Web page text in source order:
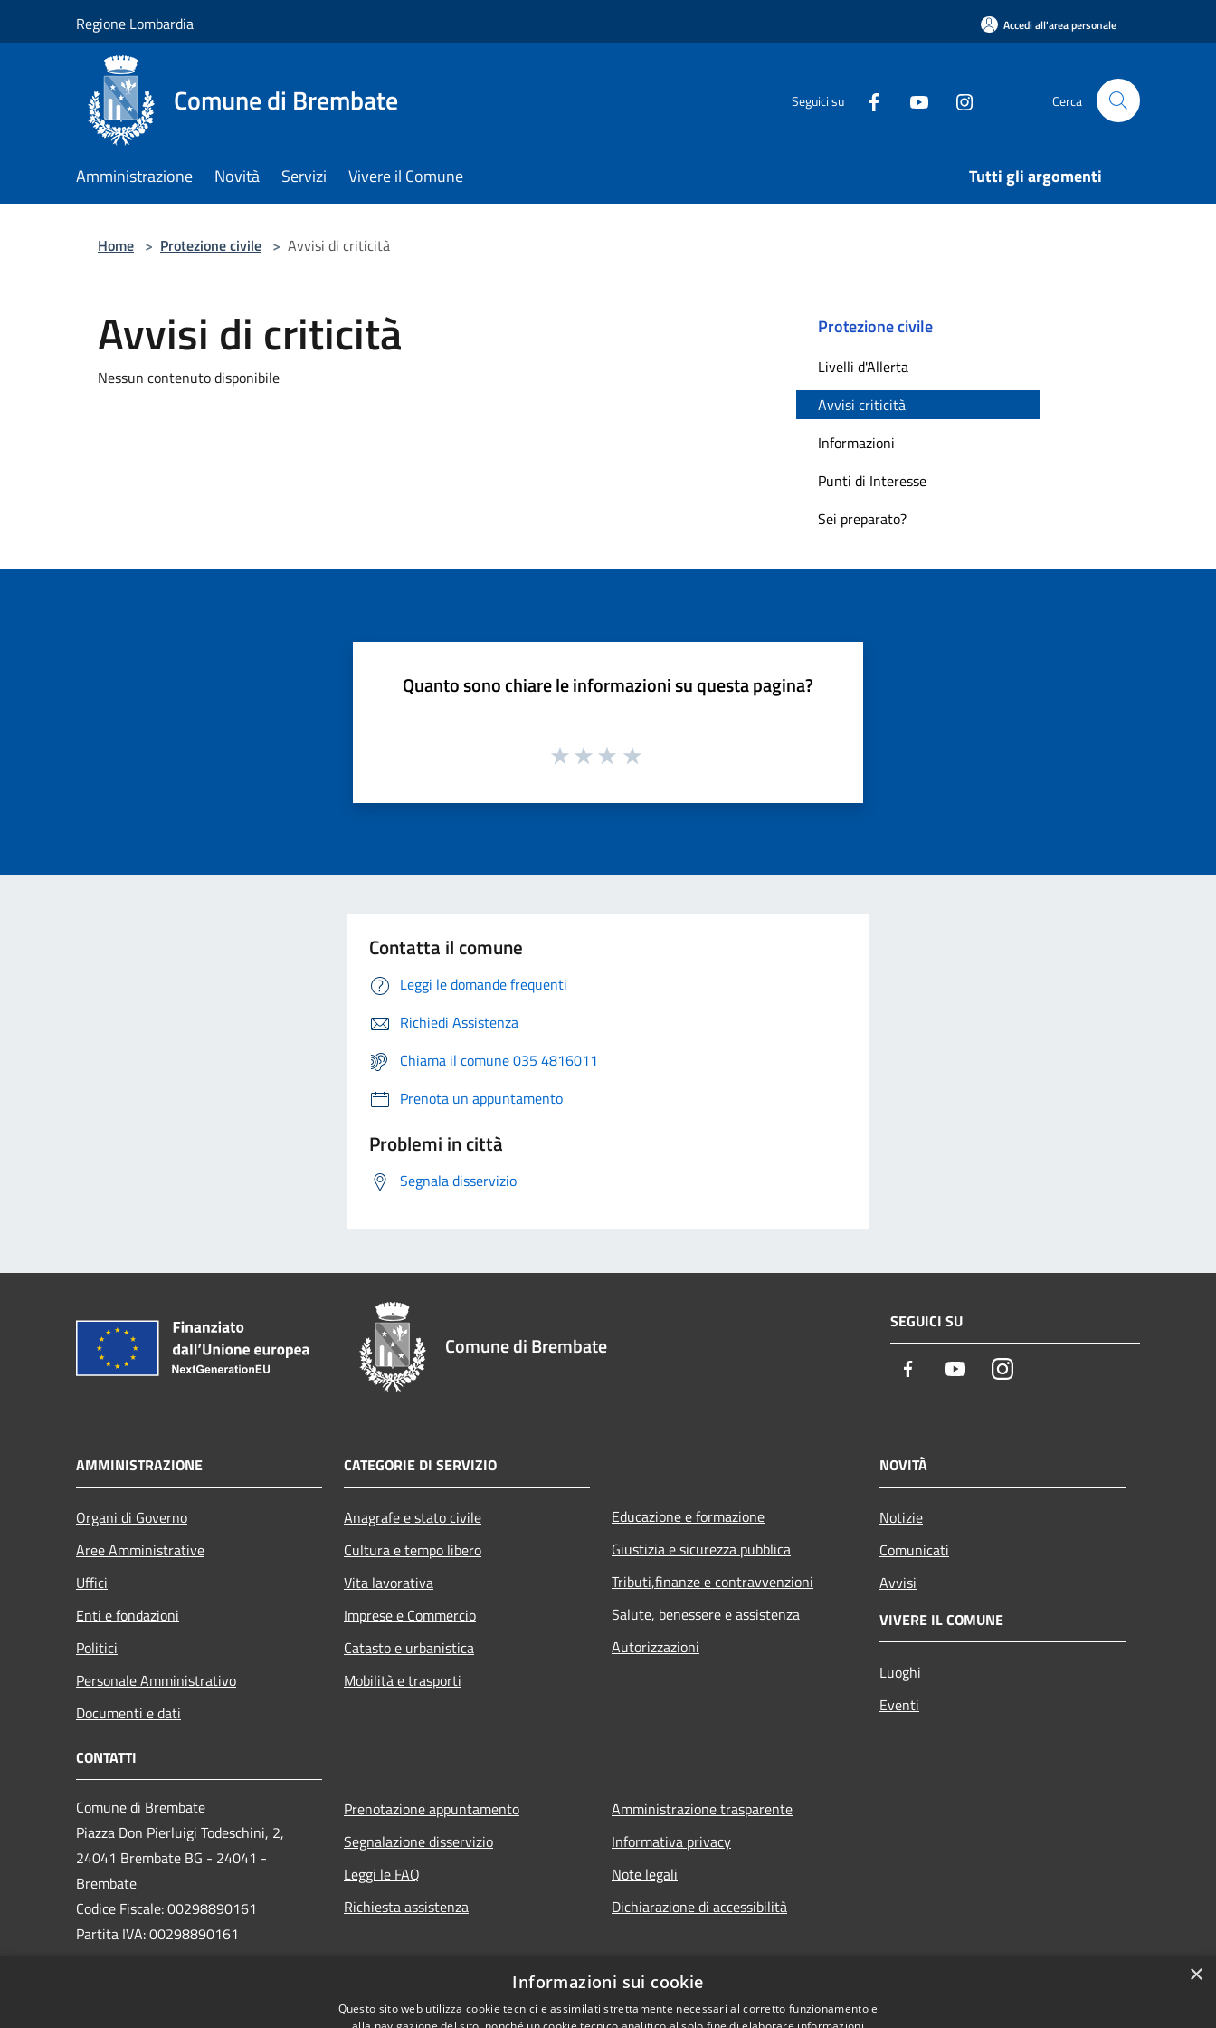
Regione Lombardia Accedi all'area personale
Comune di Brembate Seguici su Cerca
Amministrazione Novità Servizi Vivere il Comune Tutti gli argomenti
Home > Protezione civile > Avvisi di criticità
Avvisi di criticità
Nessun contenuto disponibile
Protezione civile
Livelli d'Allerta
Avvisi criticità
Informazioni
Punti di Interesse
Sei preparato?
Quanto sono chiare le informazioni su questa pagina?
Contatta il comune
Leggi le domande frequenti
Richiedi Assistenza
Chiama il comune 035 4816011
Prenota un appuntamento
Problemi in città
Segnala disservizio
Comune di Brembate
SEGUICI SU
Facebook YoutubeInstagram
AMMINISTRAZIONE
Organi di Governo
Aree Amministrative
Uffici
Enti e fondazioni
Politici
Personale Amministrativo
Documenti e dati
CATEGORIE DI SERVIZIO
Anagrafe e stato civile
Cultura e tempo libero
Vita lavorativa
Imprese e Commercio
Catasto e urbanistica
Mobilità e trasporti
Educazione e formazione
Giustizia e sicurezza pubblica
Tributi,finanze e contravvenzioni
Salute, benessere e assistenza
Autorizzazioni
NOVITÀ
Notizie
Comunicati
Avvisi
VIVERE IL COMUNE
Luoghi
Eventi
CONTATTI
Comune di Brembate
Piazza Don Pierluigi Todeschini, 2,
24041 Brembate BG - 24041 -
Brembate
Codice Fiscale: 00298890161
Partita IVA: 00298890161
Prenotazione appuntamento
Segnalazione disservizio
Leggi le FAQ
Richiesta assistenza
Amministrazione trasparente
Informativa privacy
Note legali
Dichiarazione di accessibilità
×
Informazioni sui cookie
Questo sito web utilizza cookie tecnici e assimilati strettamente necessari al corretto funzionamento e